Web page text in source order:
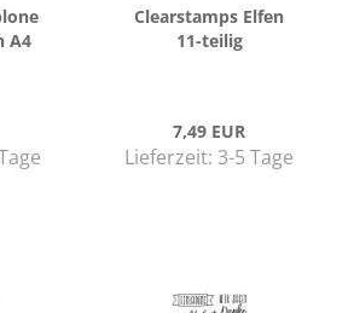
A4
Cle­ar­stamps Elfen
11-​tei­lig
7,49 EUR
Lieferzeit: 3-5 Tage